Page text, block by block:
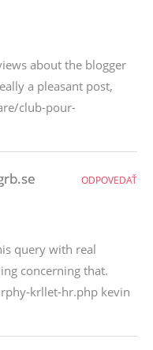
about the blogger
a pleasant post,
club-pour-
query with real
concerning that.
krllet-hr.php kevin
ODPOVEDAŤ